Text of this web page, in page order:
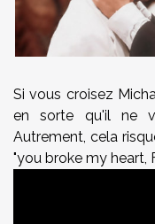
Si vous croisez
en sorte qu'il ne
Autrement, cela
"you broke my heart,